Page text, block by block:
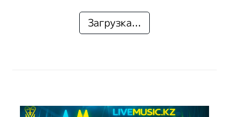
Загрузка...